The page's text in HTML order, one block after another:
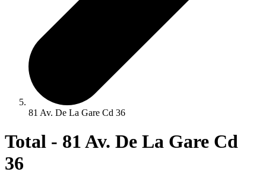
81 Av. De La Gare Cd 36
Total - 81 Av. De La Gare Cd
36